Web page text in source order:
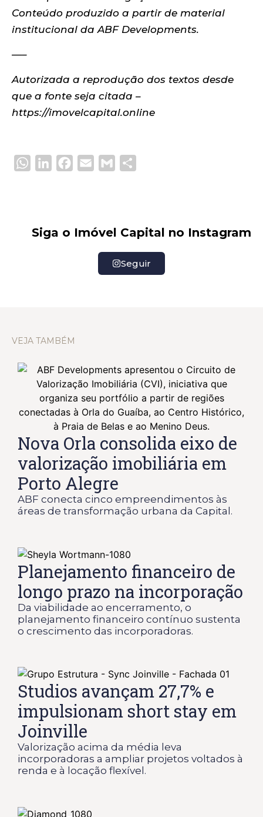
Conteúdo produzido a partir de material
institucional da ABF Developments.
—–
Autorizada a reprodução dos textos desde
que a fonte seja citada –
https://imovelcapital.online
WhatsApp
LinkedInFacebook
Email Gmail
Siga o Imóvel Capital no Instagram
Seguir
VEJA TAMBÉM
Nova Orla consolida eixo de
valorização imobiliária em
Porto Alegre
ABF conecta cinco empreendimentos às
áreas de transformação urbana da Capital.
Planejamento financeiro de
longo prazo na incorporação
Da viabilidade ao encerramento, o
planejamento financeiro contínuo sustenta
o crescimento das incorporadoras.
Studios avançam 27,7% e
impulsionam short stay em
Joinville
Valorização acima da média leva
incorporadoras a ampliar projetos voltados à
renda e à locação flexível.